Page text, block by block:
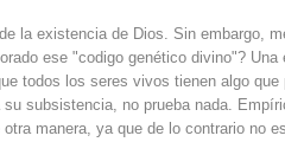
la existencia de Dios. Sin embargo,
ese "codigo genético divino"? Una
todos los seres vivos tienen algo que
subsistencia, no prueba nada.
manera, ya que de lo contrario no